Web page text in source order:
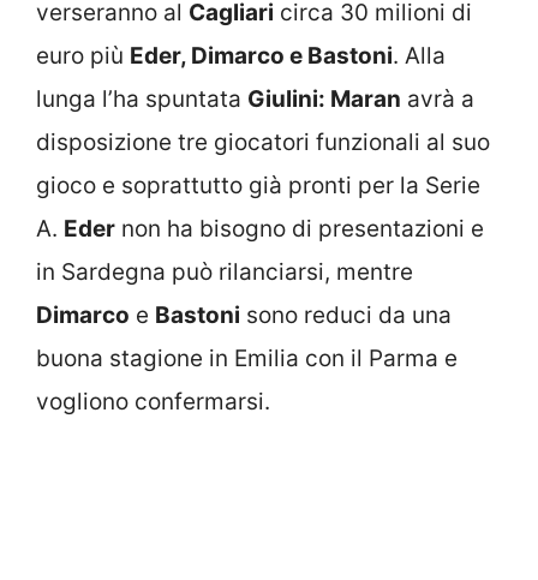
verseranno al Cagliari circa 30 milioni di
euro più Eder, Dimarco e Bastoni. Alla
lunga l’ha spuntata Giulini: Maran avrà a
disposizione tre giocatori funzionali al suo
gioco e soprattutto già pronti per la Serie
A. Eder non ha bisogno di presentazioni e
in Sardegna può rilanciarsi, mentre
Dimarco e Bastoni sono reduci da una
buona stagione in Emilia con il Parma e
vogliono confermarsi.